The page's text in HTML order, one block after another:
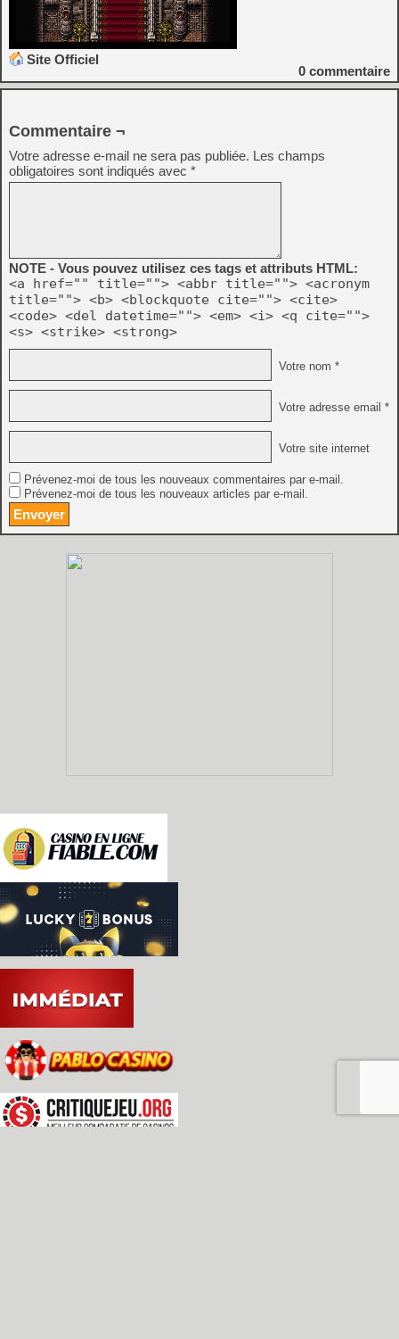
Site Officiel
0 commentaire
Commentaire ¬
Votre adresse e-mail ne sera pas publiée. Les champs
obligatoires sont indiqués avec *
NOTE - Vous pouvez utilisez ces tags et attributs HTML:
<a href="" title=""> <abbr title=""> <acronym
title=""> <b> <blockquote cite=""> <cite>
<code> <del datetime=""> <em> <i> <q cite="">
<s> <strike> <strong>
Votre nom *
Votre adresse email *
Votre site internet
Prévenez-moi de tous les nouveaux commentaires par e-mail.
Prévenez-moi de tous les nouveaux articles par e-mail.